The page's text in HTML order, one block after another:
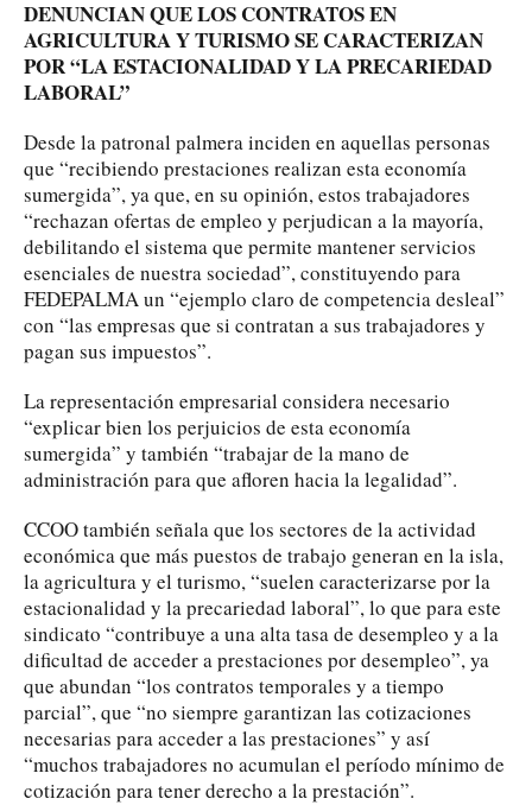
DENUNCIAN QUE LOS CONTRATOS EN
AGRICULTURA Y TURISMO SE CARACTERIZAN
POR “LA ESTACIONALIDAD Y LA PRECARIEDAD
LABORAL”
Desde la patronal palmera inciden en aquellas personas
que “recibiendo prestaciones realizan esta economía
sumergida”, ya que, en su opinión, estos trabajadores
“rechazan ofertas de empleo y perjudican a la mayoría,
debilitando el sistema que permite mantener servicios
esenciales de nuestra sociedad”, constituyendo para
FEDEPALMA un “ejemplo claro de competencia desleal”
con “las empresas que si contratan a sus trabajadores y
pagan sus impuestos”.
La representación empresarial considera necesario
“explicar bien los perjuicios de esta economía
sumergida” y también “trabajar de la mano de
administración para que afloren hacia la legalidad”.
CCOO también señala que los sectores de la actividad
económica que más puestos de trabajo generan en la isla,
la agricultura y el turismo, “suelen caracterizarse por la
estacionalidad y la precariedad laboral”, lo que para este
sindicato “contribuye a una alta tasa de desempleo y a la
dificultad de acceder a prestaciones por desempleo”, ya
que abundan “los contratos temporales y a tiempo
parcial”, que “no siempre garantizan las cotizaciones
necesarias para acceder a las prestaciones” y así
“muchos trabajadores no acumulan el período mínimo de
cotización para tener derecho a la prestación”.